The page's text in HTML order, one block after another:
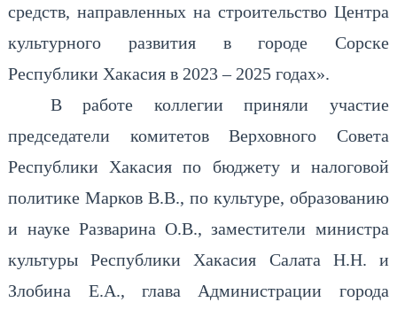
средств, направленных на строительство Центра
культурного развития в городе Сорске
Республики Хакасия в 2023 – 2025 годах».
В работе коллегии приняли участие
председатели комитетов Верховного Совета
Республики Хакасия по бюджету и налоговой
политике Марков В.В., по культуре, образованию
и науке Разварина О.В., заместители министра
культуры Республики Хакасия Салата Н.Н. и
Злобина Е.А., глава Администрации города